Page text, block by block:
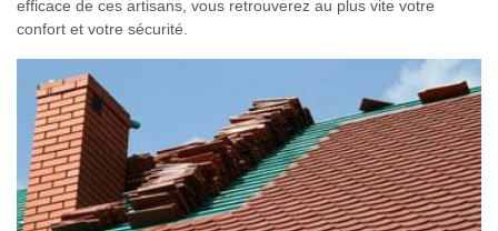
efficace de ces artisans, vous retrouverez au plus vite votre
confort et votre sécurité.